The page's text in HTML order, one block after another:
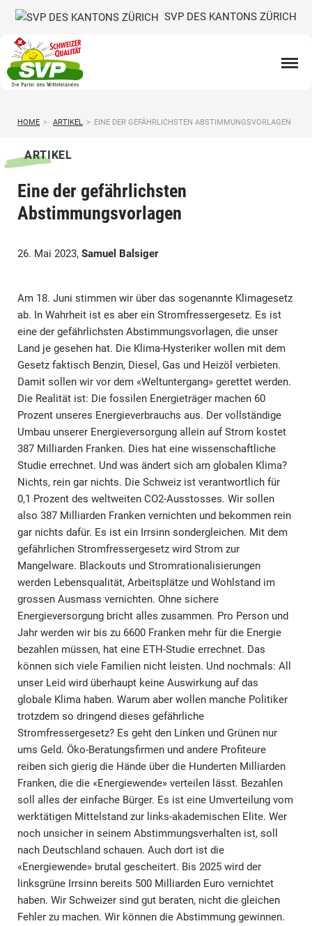
SVP DES KANTONS ZÜRICH
HOME > ARTIKEL > EINE DER GEFÄHRLICHSTEN ABSTIMMUNGSVORLAGEN
ARTIKEL
Eine der gefährlichsten
Abstimmungsvorlagen
26. Mai 2023, Samuel Balsiger
Am 18. Juni stimmen wir über das sogenannte Klimagesetz
ab. In Wahrheit ist es aber ein Stromfressergesetz. Es ist
eine der gefährlichsten Abstimmungsvorlagen, die unser
Land je gesehen hat. Die Klima-Hysteriker wollen mit dem
Gesetz faktisch Benzin, Diesel, Gas und Heizöl verbieten.
Damit sollen wir vor dem «Weltuntergang» gerettet werden.
Die Realität ist: Die fossilen Energieträger machen 60
Prozent unseres Energieverbrauchs aus. Der vollständige
Umbau unserer Energieversorgung allein auf Strom kostet
387 Milliarden Franken. Dies hat eine wissenschaftliche
Studie errechnet. Und was ändert sich am globalen Klima?
Nichts, rein gar nichts. Die Schweiz ist verantwortlich für
0,1 Prozent des weltweiten CO2-Ausstosses. Wir sollen
also 387 Milliarden Franken vernichten und bekommen rein
gar nichts dafür. Es ist ein Irrsinn sondergleichen. Mit dem
gefährlichen Stromfressergesetz wird Strom zur
Mangelware. Blackouts und Stromrationalisierungen
werden Lebensqualität, Arbeitsplätze und Wohlstand im
grossen Ausmass vernichten. Ohne sichere
Energieversorgung bricht alles zusammen. Pro Person und
Jahr werden wir bis zu 6600 Franken mehr für die Energie
bezahlen müssen, hat eine ETH-Studie errechnet. Das
können sich viele Familien nicht leisten. Und nochmals: All
unser Leid wird überhaupt keine Auswirkung auf das
globale Klima haben. Warum aber wollen manche Politiker
trotzdem so dringend dieses gefährliche
Stromfressergesetz? Es geht den Linken und Grünen nur
ums Geld. Öko-Beratungsfirmen und andere Profiteure
reiben sich gierig die Hände über die Hunderten Milliarden
Franken, die die «Energiewende» verteilen lässt. Bezahlen
soll alles der einfache Bürger. Es ist eine Umverteilung vom
werktätigen Mittelstand zur links-akademischen Elite. Wer
noch unsicher in seinem Abstimmungsverhalten ist, soll
nach Deutschland schauen. Auch dort ist die
«Energiewende» brutal gescheitert. Bis 2025 wird der
linksgrüne Irrsinn bereits 500 Milliarden Euro vernichtet
haben. Wir Schweizer sind gut beraten, nicht die gleichen
Fehler zu machen. Wir können die Abstimmung gewinnen.